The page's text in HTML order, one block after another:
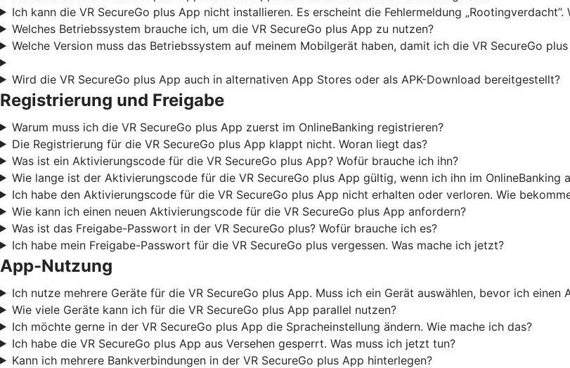
Ich kann die VR SecureGo plus App nicht installieren. Es erscheint die Fehlermeldung „Rootingverdacht”.
Welches Betriebssystem brauche ich, um die VR SecureGo plus App zu nutzen?
Welche Version muss das Betriebssystem auf meinem Mobilgerät haben, damit ich die VR SecureGo
Wird die VR SecureGo plus App auch in alternativen App Stores oder als APK-Download bereitgestellt?
Registrierung und Freigabe
Warum muss ich die VR SecureGo plus App zuerst im OnlineBanking registrieren?
Die Registrierung für die VR SecureGo plus App klappt nicht. Woran liegt das?
Was ist ein Aktivierungscode für die VR SecureGo plus App? Wofür brauche ich ihn?
Wie lange ist der Aktivierungscode für die VR SecureGo plus App gültig, wenn ich ihn im OnlineBanking
Ich habe den Aktivierungscode für die VR SecureGo plus App nicht erhalten oder verloren. Wie
Wie kann ich einen neuen Aktivierungscode für die VR SecureGo plus App anfordern?
Was ist das Freigabe-Passwort in der VR SecureGo plus? Wofür brauche ich es?
Ich habe mein Freigabe-Passwort für die VR SecureGo plus vergessen. Was mache ich jetzt?
App-Nutzung
Ich nutze mehrere Geräte für die VR SecureGo plus App. Muss ich ein Gerät auswählen, bevor ich einen
Wie viele Geräte kann ich für die VR SecureGo plus App parallel nutzen?
Ich möchte gerne in der VR SecureGo plus App die Spracheinstellung ändern. Wie mache ich das?
Ich habe die VR SecureGo plus App aus Versehen gesperrt. Was muss ich jetzt tun?
Kann ich mehrere Bankverbindungen in der VR SecureGo plus App hinterlegen?